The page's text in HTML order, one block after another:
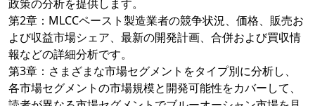
政策の分析を提供します。
第2章：MLCCペースト製造業者の競争状況、価格、販売お
よび収益市場シェア、最新の開発計画、合併および買収情
報などの詳細分析です。
第3章：さまざまな市場セグメントをタイプ別に分析し、
各市場セグメントの市場規模と開発可能性をカバーして、